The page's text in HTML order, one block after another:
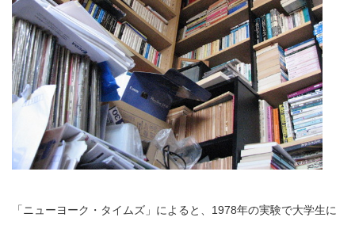
「ニューヨーク・タイムズ」によると、1978年の実験で大学生に